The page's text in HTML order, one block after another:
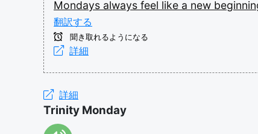
Mondays always feel like a new
翻訳する
聞き取れるようになる
詳細
詳細
Trinity Monday